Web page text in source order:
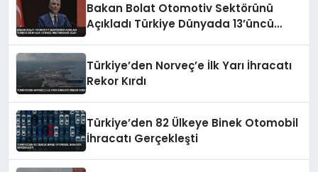
Bakan Bolat Otomotiv Sektörünü
Açıkladı Türkiye Dünyada 13’üncü
Türkiye’den Norveç’e İlk Yarı İhracatı
Rekor Kırdı
Türkiye’den 82 Ülkeye Binek Otomobil
İhracatı Gerçekleşti